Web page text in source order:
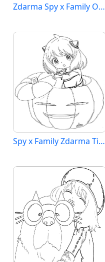
Zdarma Spy x Family Obrázek
Spy x Family Zdarma Tisknutelné